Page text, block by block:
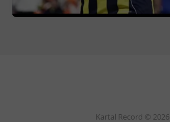
Kartal Record © 2026